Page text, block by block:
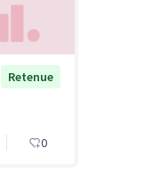
Retenue
0